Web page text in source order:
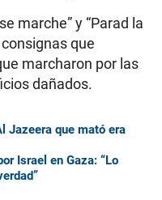
marche” y “Parad la
que
marcharon por las
dañados.
Jazeera que mató era
Israel en Gaza: “Lo